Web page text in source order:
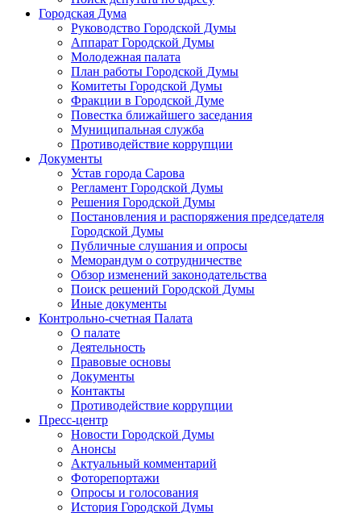
Городская Дума
Руководство Городской Думы
Аппарат Городской Думы
Молодежная палата
План работы Городской Думы
Комитеты Городской Думы
Фракции в Городской Думе
Повестка ближайшего заседания
Муниципальная служба
Противодействие коррупции
Документы
Устав города Сарова
Регламент Городской Думы
Решения Городской Думы
Постановления и распоряжения председателя
Городской Думы
Публичные слушания и опросы
Меморандум о сотрудничестве
Обзор изменений законодательства
Поиск решений Городской Думы
Иные документы
Контрольно-счетная Палата
О палате
Деятельность
Правовые основы
Документы
Контакты
Противодействие коррупции
Пресс-центр
Новости Городской Думы
Анонсы
Актуальный комментарий
Фоторепортажи
Опросы и голосования
История Городской Думы